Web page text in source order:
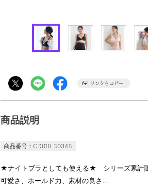
商品説明
商品番号：CD010-30348
★ナイトブラとしても使える★ シリーズ累計
可愛さ、ホールド力、素材の良さ…